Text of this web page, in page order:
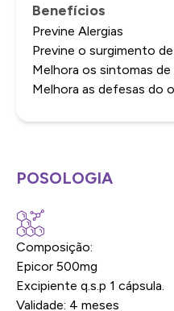
Benefícios
Previne Alergias
Previne o surgimento
Melhora os sintomas
Melhora as defesas do
POSOLOGIA
Composição:
Epicor 500mg
Excipiente q.s.p 1 cápsula.
Validade: 4 meses